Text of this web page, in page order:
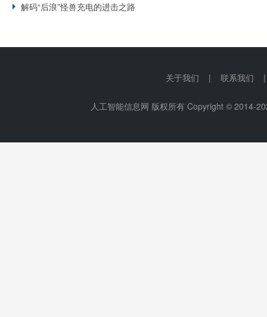
解码“后浪”怪兽充电的进击之路
关于我们 | 联系我
人工智能信息网 版权所有 Copyright © 2014-